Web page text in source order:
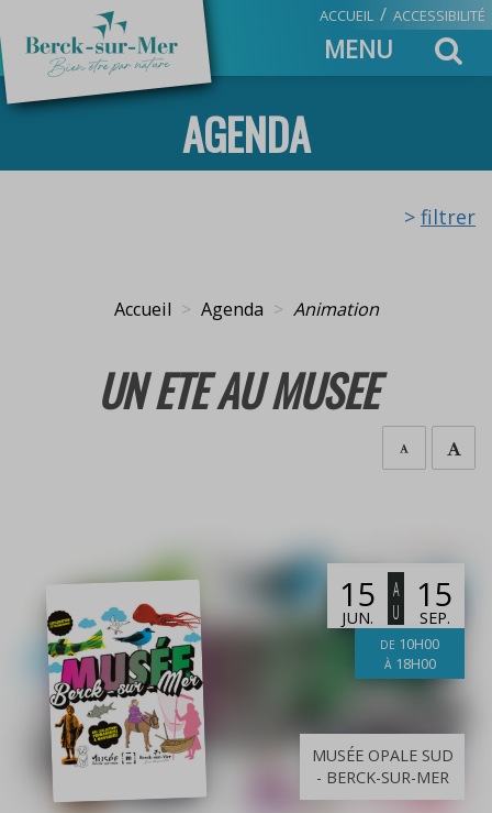
Toggle
MENU
ACCUEIL / ACCESSIBILITÉ
AGENDA
> filtrer
Accueil Agenda Animation
UN ETE AU MUSEE
MUSÉE OPALE SUD
- BERCK-SUR-MER
15
JUN.
A
U
15
SEP.
DE 10H00
À 18H00